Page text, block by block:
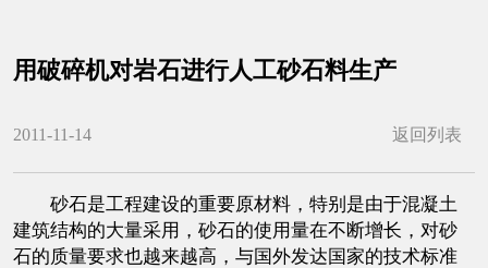
用破碎机对岩石进行人工砂石料生产
2011-11-14 返回列表
砂石是工程建设的重要原材料，特别是由于混凝土
建筑结构的大量采用，砂石的使用量在不断增长，对砂
石的质量要求也越来越高，与国外发达国家的技术标准